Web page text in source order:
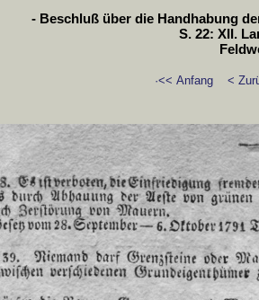
- Beschluß über die Handhabung
S. 22: XII.
·<< Anfang <